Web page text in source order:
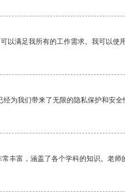
以满足我所有的工作需求。我可以使
为我们带来了无限的隐私保护和安全
丰富，涵盖了各个学科的知识。老师